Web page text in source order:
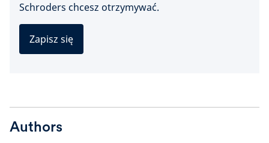
Schroders chcesz otrzymywać.
Zapisz się
Authors